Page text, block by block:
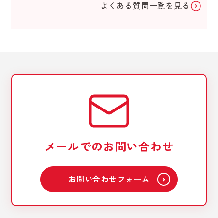
よくある質問一覧を見る
メールでのお問い合わせ
お問い合わせフォーム